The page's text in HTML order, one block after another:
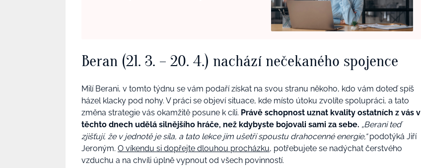
Beran (21. 3. – 20. 4.) nachází nečekaného spojence
Milí Berani, v tomto týdnu se vám podaří získat na svou stranu někoho, kdo vám doteď spíš
házel klacky pod nohy. V práci se objeví situace, kde místo útoku zvolíte spolupráci, a tato
změna strategie vás okamžitě posune k cíli. Právě schopnost uznat kvality ostatních z vás v
těchto dnech udělá silnějšího hráče, než kdybyste bojovali sami za sebe. „Berani teď
zjišťují, že v jednotě je síla, a tato lekce jim ušetří spoustu drahocenné energie,“podotýká Jiří
Jeroným. O víkendu si dopřejte dlouhou procházku, potřebujete se nadýchat čerstvého
vzduchu a na chvíli úplně vypnout od všech povinností.